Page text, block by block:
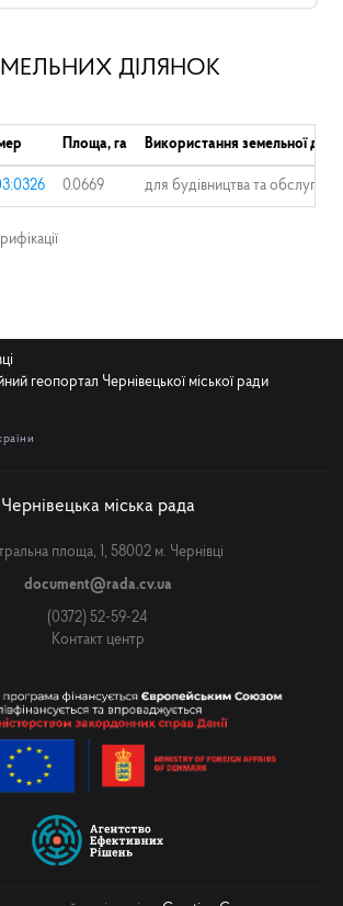
ДІЛЯНОК
Площа, га Використання земельної
0.0669 для будівництва та
геопортал Чернівецької міської ради
Чернівецька міська рада
площа, 1, 58002 м. Чернівці
document@rada.cv.ua
(0372) 52-59-24
Контакт центр